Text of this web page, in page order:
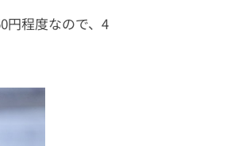
円程度なので、4